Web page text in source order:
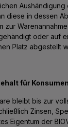
Aushändigung
diese in dessen
zur
oder auf
Platz abgestellt
für
bleibt bis zur
Zinsen,
Eigentum der